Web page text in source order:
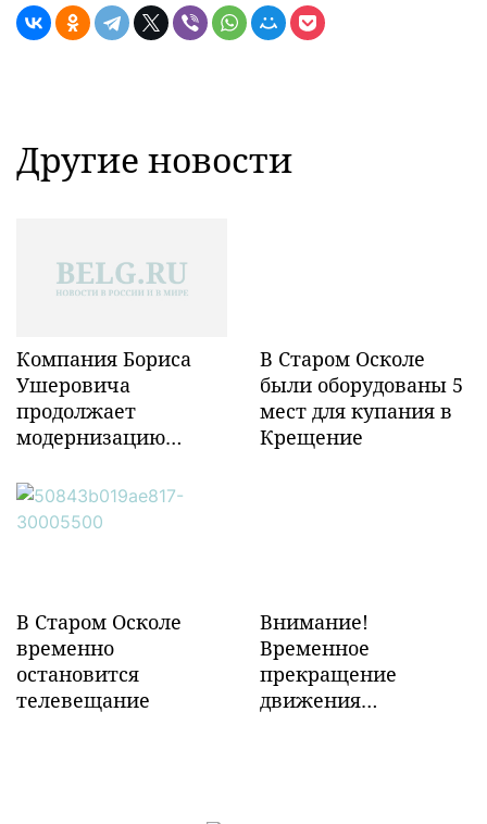
Другие новости
Компания Бориса
Ушеровича
продолжает
модернизацию
инфраструктуры в
Забайкалье
В Старом Осколе
были оборудованы 5
мест для купания в
Крещение
В Старом Осколе
временно
остановится
телевещание
Внимание!
Временное
прекращение
движения